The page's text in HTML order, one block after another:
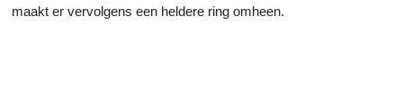
maakt er vervolgens een heldere ring omheen.